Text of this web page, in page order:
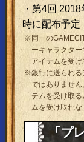
・第4回
時に配布予定
※同一の
ーキャラクタ
アイテムを受け
※銀行に送られる
ではありませ
テムを受け取
ムを受け取れな
「プ